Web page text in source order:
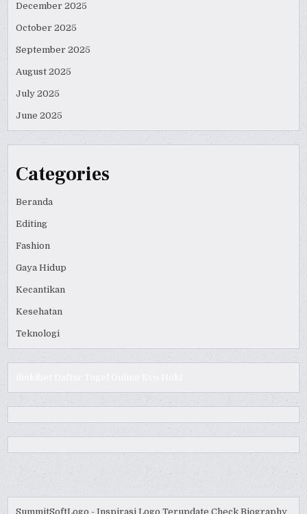
December 2025
October 2025
September 2025
August 2025
July 2025
June 2025
Categories
Beranda
Editing
Fashion
Gaya Hidup
Kecantikan
Kesehatan
Teknologi
SummitSoftLogo - Inspirasi Logo Terupdate Check Biography